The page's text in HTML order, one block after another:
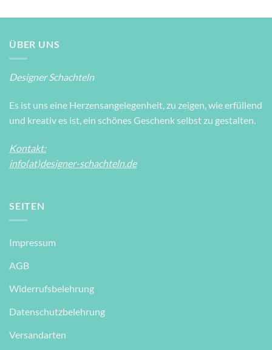
ÜBER UNS
Designer Schachteln
Es ist uns eine Herzensangelegenheit, zu zeigen, wie erfüllend
und kreativ es ist, ein schönes Geschenk selbst zu gestalten.
Kontakt:
info(at)designer-schachteln.de
SEITEN
Impressum
AGB
Widerrufsbelehrung
Datenschutzbelehrung
Versandarten